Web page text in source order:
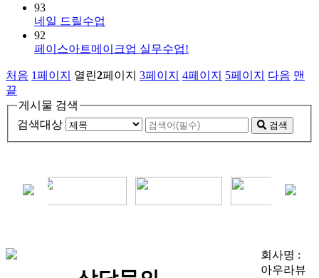
93
네일 드릴수업
92
페이스아트메이크업 실무수업!
처음 1페이지 열린2페이지 3페이지 4페이지 5페이지 다음 맨
끝
게시물 검색
검색대상
검색
회사명 :
아우라뷰